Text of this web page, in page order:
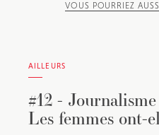
VOUS POURRIEZ
AILLEURS
#12 -
Les femmes ont-